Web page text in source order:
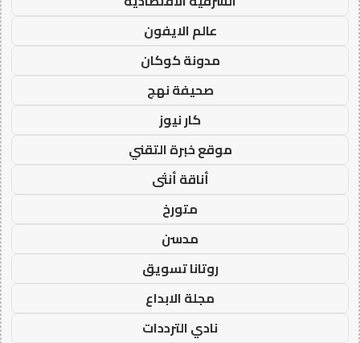
عالم الايفون
مدونة كوكان
صحيفة نهج
كار نيوز
موقع خبرة التقني
أناقة أنثى
متورخ
مدسن
روتانا تسويق
مجلة الابداع
نادي الترددات